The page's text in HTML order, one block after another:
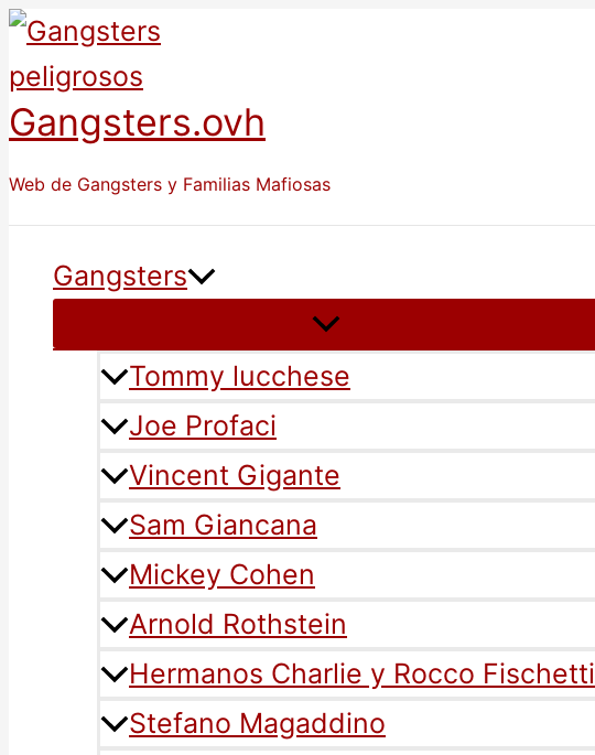
Ir
al
contenido
Gangsters.ovh
Web de Gangsters y Familias Mafiosas
Gangsters
Tommy lucchese
Joe Profaci
Vincent Gigante
Sam Giancana
Mickey Cohen
Arnold Rothstein
Hermanos Charlie y Rocco Fischetti
Stefano Magaddino